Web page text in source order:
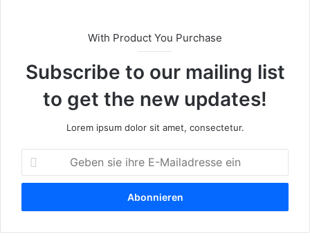
With Product You Purchase
Subscribe to our mailing list
to get the new updates!
Lorem ipsum dolor sit amet, consectetur.
b
n